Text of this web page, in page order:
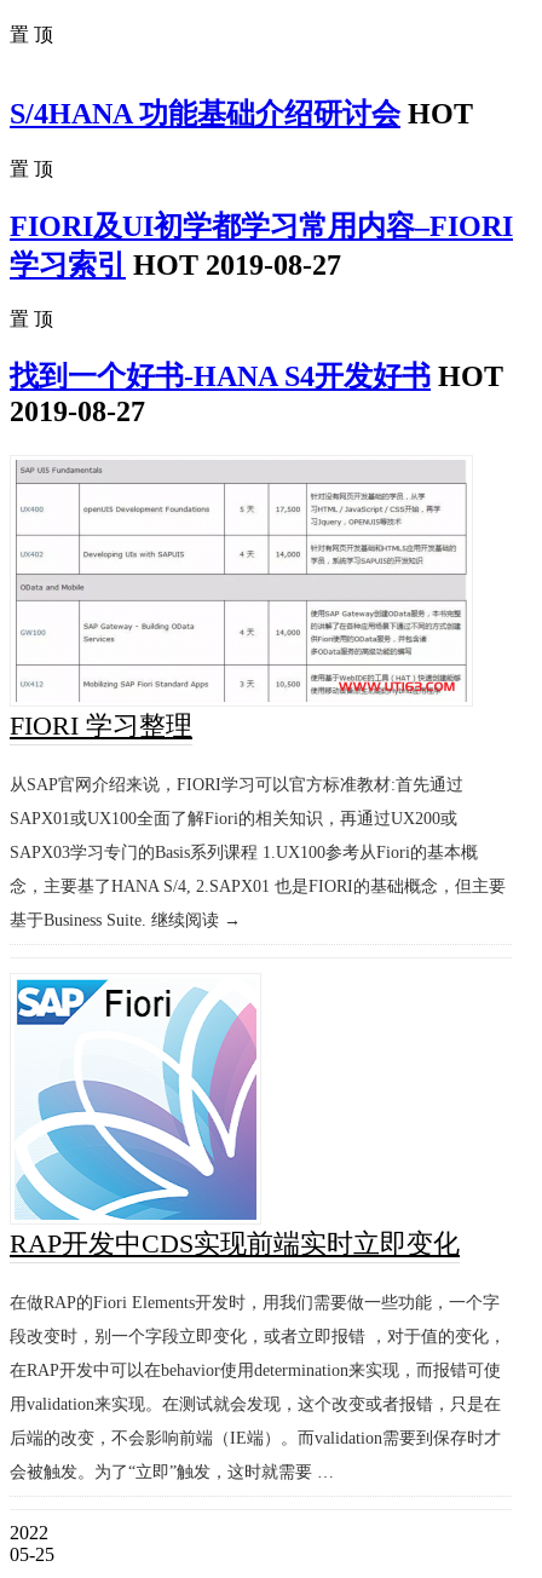
置 顶
S/4HANA 功能基础介绍研讨会 HOT
置 顶
FIORI及UI初学都学习常用内容–FIORI
学习索引
HOT 2019-08-27
置 顶
找到一个好书-HANA S4开发好书 HOT
2019-08-27
FIORI 学习整理
从SAP官网介绍来说，FIORI学习可以官方标准教材:首先通过
SAPX01或UX100全面了解Fiori的相关知识，再通过UX200或
SAPX03学习专门的Basis系列课程 1.UX100参考从Fiori的基本概
念，主要基了HANA S/4, 2.SAPX01 也是FIORI的基础概念，但主要
基于Business Suite. 继续阅读 →
RAP开发中CDS实现前端实时立即变化
在做RAP的Fiori Elements开发时，用我们需要做一些功能，一个字
段改变时，别一个字段立即变化，或者立即报错 ，对于值的变化，
在RAP开发中可以在behavior使用determination来实现，而报错可使
用validation来实现。在测试就会发现，这个改变或者报错，只是在
后端的改变，不会影响前端（IE端）。而validation需要到保存时才
会被触发。为了“立即”触发，这时就需要 …
2022
05-25